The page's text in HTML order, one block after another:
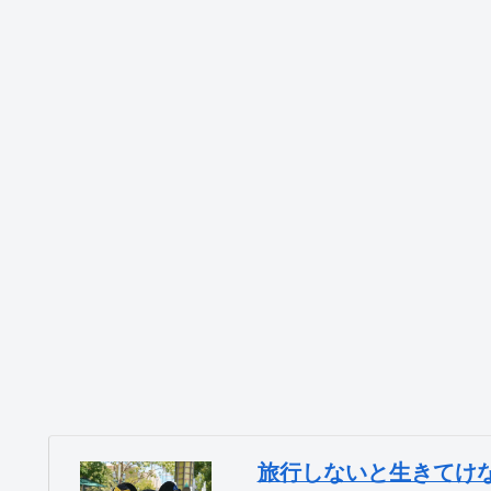
旅行しないと生きてけ